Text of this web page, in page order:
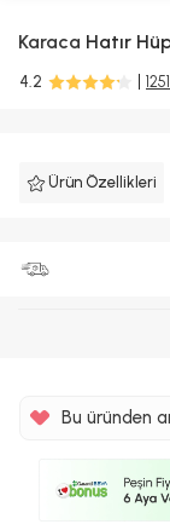
Karaca Hatır
4.2
Ürün Özellikleri
Bu üründen